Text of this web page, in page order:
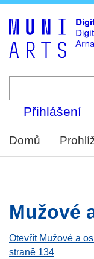
Přihlášení
Domů
Mužové
Otevřít Mužové a
straně 134